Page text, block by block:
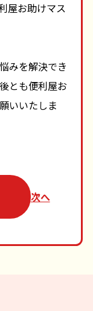
屋お助けマス
みを解決でき
とも便利屋お
いいたしま
次へ